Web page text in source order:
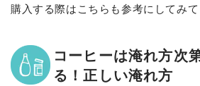
購入する際はこちらも参考にしてみて
コーヒーは淹れ方次
る！正しい淹れ方